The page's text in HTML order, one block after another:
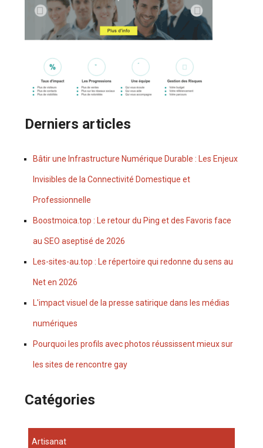
Derniers articles
Bâtir une Infrastructure Numérique Durable : Les Enjeux
Invisibles de la Connectivité Domestique et
Professionnelle
Boostmoica.top : Le retour du Ping et des Favoris face
au SEO aseptisé de 2026
Les-sites-au.top : Le répertoire qui redonne du sens au
Net en 2026
L'impact visuel de la presse satirique dans les médias
numériques
Pourquoi les profils avec photos réussissent mieux sur
les sites de rencontre gay
Catégories
Artisanat